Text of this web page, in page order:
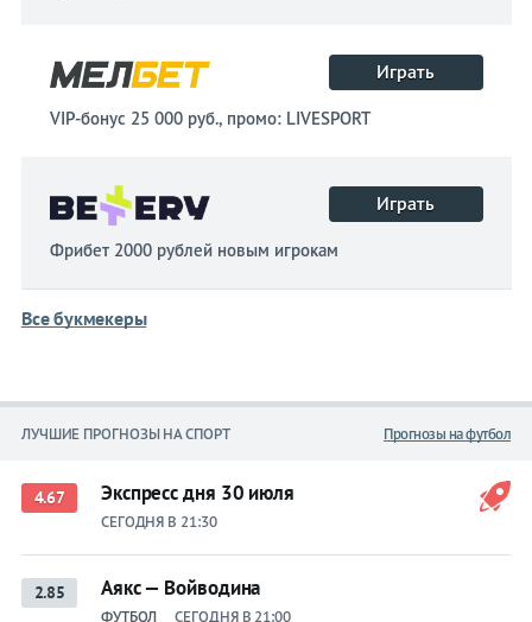
Играть
VIP-бонус 25 000 руб., промо: LIVESPORT
Играть
Фрибет 2000 рублей новым игрокам
Все букмекеры
ЛУЧШИЕ ПРОГНОЗЫ НА СПОРТ Прогнозы на футбол
4.67 Экспресс дня 30 июля
СЕГОДНЯ В 21:30
2.85 Аякс — Войводина
ФУТБОЛ СЕГОДНЯ В 21:00